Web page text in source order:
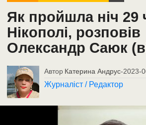
Як пройшла ніч 29
Нікополі, розповів
Олександр Саюк
Автор Катерина Андрус-2023-
Журналіст / Редактор